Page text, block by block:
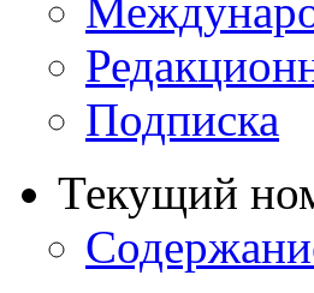
Подписка
Текущий